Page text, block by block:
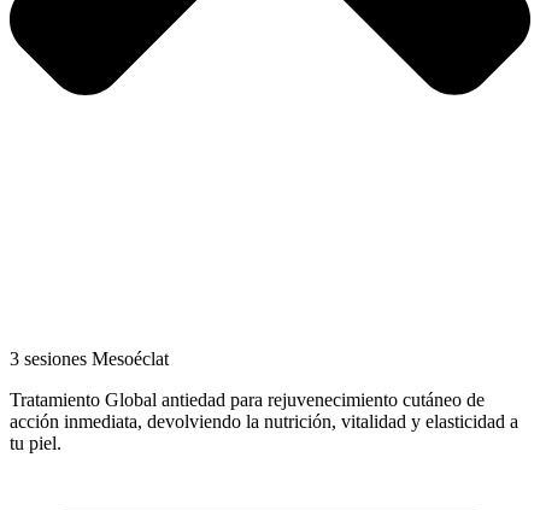
3 sesiones Mesoéclat
Tratamiento Global antiedad para rejuvenecimiento cutáneo de
acción inmediata, devolviendo la nutrición, vitalidad y elasticidad a
tu piel.